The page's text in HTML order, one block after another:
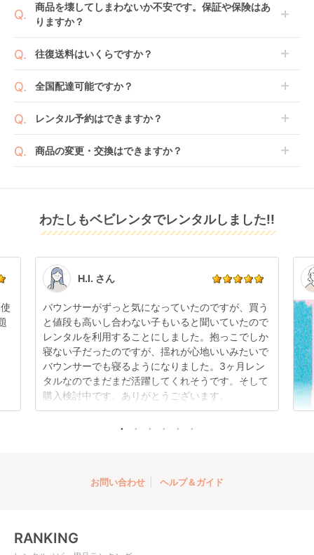
の上で、早期にご返却ください。
のもございます。
新品商品はメーカーから仕入れた状態のものをお送り
走行テストを行う場合がございます。
となる場合がございます。その際、メーカーの都合に
場合や、在庫切れによりご注文をキャンセルさせてい
い。
※万が一キャンセルとなった場合には、代金は全額ご
てお届けしております。そのため、小さなキズや使用
感はございますが、故障や大きなキズ、シミなどのリ
す。
点検清掃については
もご確認ください。
商品を壊してしまわないか不安です。保証や保険はあ
りますか？
おります。
ョンをご購入ください。
詳しくはこちらをご確認ください。
往復送料はいくらですか？
へ入れ、カートページから住所を入力すると送料が確
全国配達可能ですか？
※空港への配達はご対応できかねますのであらかじめ
レンタル予約はできますか？
可能ですので、商品のご注文時にご希望のお日にちに
商品の変更・交換はできますか？
また、レンタル期間の変更も商品発送前であれば変更
可能です。
い。
わたしもベビレンタでレンタルしました!!
H.I. さん
バウンサーがずっと気になっていたのですが、買う
と値段も高いし合わない子もいると聞いていたので
レンタルを利用することにしました。抱っこでしか
寝ない子だったのですが、揺れが心地いいみたいで
バウンサーでも寝るようになりました。3ヶ月レン
タルなのでまだまだ活躍してくれそうです。そして
購入検討中です。ありがとうございます。
お問い合わせ ヘルプ＆ガイド
RANKING